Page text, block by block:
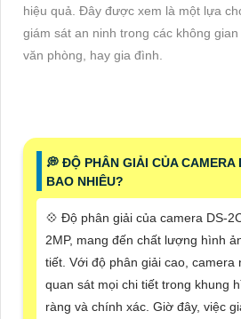
hiệu quả. Đây được xem là một lựa
giám sát an ninh trong các không
văn phòng, hay gia đình.
️💭 ĐỘ PHÂN GIẢI CỦA CAMERA
BAO NHIÊU?
💠 Độ phân giải của camera DS-
2MP, mang đến chất lượng hình
tiết. Với độ phân giải cao, camera
quan sát mọi chi tiết trong khung
ràng và chính xác. Giờ đây, việc